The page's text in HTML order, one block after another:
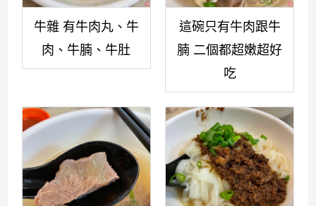
牛雜 有牛肉丸、牛
肉、牛腩、牛肚
這碗只有牛肉跟牛
腩 二個都超嫩超好
吃